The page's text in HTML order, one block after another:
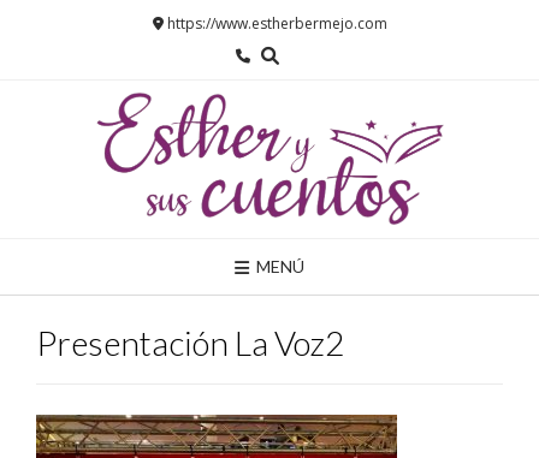
https://www.estherbermejo.com
MENÚ
Presentación La Voz2